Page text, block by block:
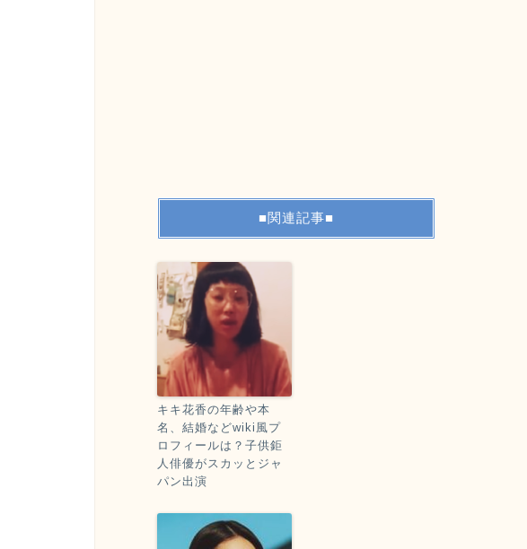
■関連記事■
キキ花香の年齢や本
名、結婚などwiki風プ
ロフィールは？子供鉅
人俳優がスカッとジャ
パン出演